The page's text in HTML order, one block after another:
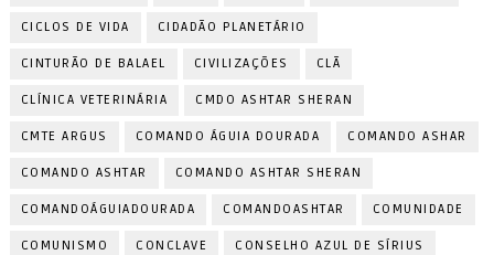
CICLOS DE VIDA CIDADÃO PLANETÁRIO
CINTURÃO DE BALAEL CIVILIZAÇÕES CLÃ
CLÍNICA VETERINÁRIA CMDO ASHTAR SHERAN
CMTE ARGUS COMANDO ÁGUIA DOURADA COMANDO ASHAR
COMANDO ASHTAR COMANDO ASHTAR SHERAN
COMANDOÁGUIADOURADA COMANDOASHTAR COMUNIDADE
COMUNISMO CONCLAVE CONSELHO AZUL DE SÍRIUS